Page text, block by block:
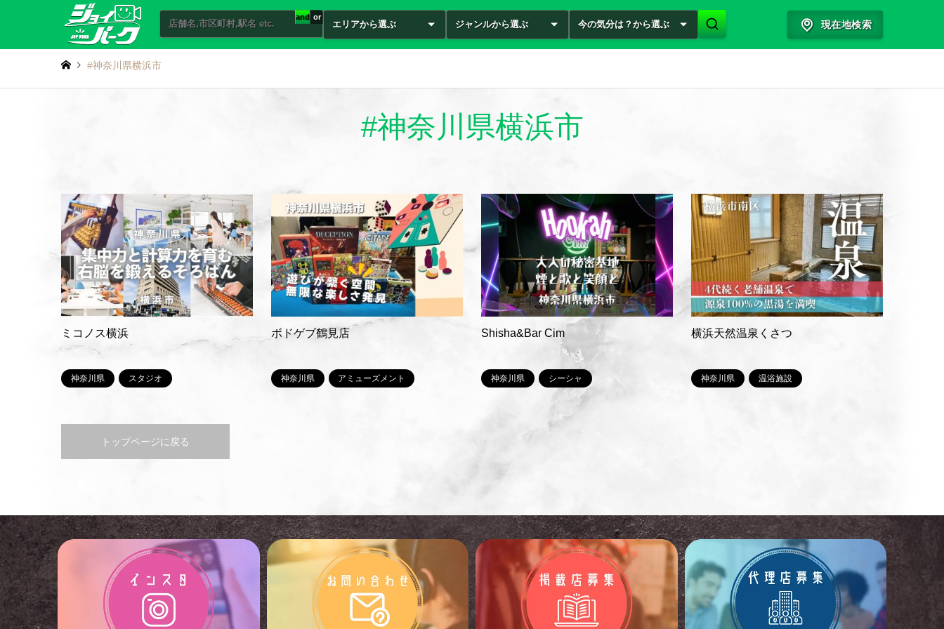
and or
エリアから選ぶ ジャンルから選ぶ 今の気分は？から選ぶ 現在地検索
#神奈川県横浜市
#神奈川県横浜市
ミコノス横浜
神奈川県 スタジオ
ボドゲブ鶴見店
神奈川県 アミューズメント
Shisha&Bar Cim
神奈川県 シーシャ
横浜天然温泉くさつ
神奈川県 温浴施設
トップページに戻る